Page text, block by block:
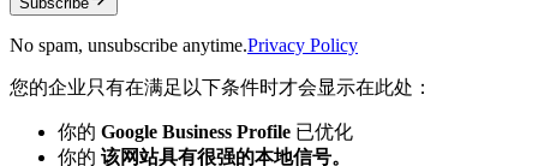
No spam, unsubscribe anytime.Privacy Policy
您的企业只有在满足以下条件时才会显示在此处：
你的 Google Business Profile 已优化
你的 该网站具有很强的本地信号。